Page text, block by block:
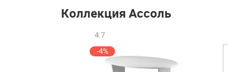
Коллекция Ассоль
4.7
-4%